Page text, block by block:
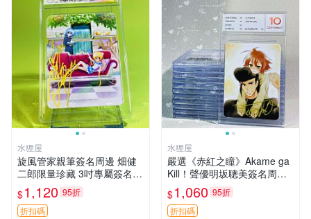
水狸屋
旋風管家親筆簽名周邊 畑健
二郎限量珍藏 3吋專屬簽名照
日本正版中古 正規卡磚附送
旋風管家 畑健二郎 簽名照
$1,120 95折
折扣碼
水狸屋
嚴選《赤紅之瞳》Akame ga
Kill！聲優明坂聰美簽名周
邊，3寸帶原裝卡磚 日版中古
赤紅之瞳 Akame ga Kill 明坂
聰美 簽名
$1,060 95折
折扣碼